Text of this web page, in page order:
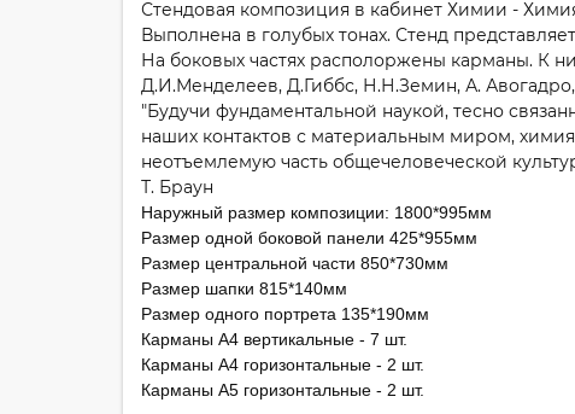
Стендовая композиция в кабинет Химии -
Выполнена в голубых тонах. Стенд
На боковых частях располоржены карманы. К
Д.И.Менделеев, Д.Гиббс, Н.Н.Земин, А.
"Будучи фундаментальной наукой, тесно
наших контактов с материальным миром,
неотъемлемую часть общечеловеческой
Т. Браун
Наружный размер композиции: 1800*995мм
Размер одной боковой панели 425*955мм
Размер центральной части 850*730мм
Размер шапки 815*140мм
Размер одного портрета 135*190мм
Карманы А4 вертикальные - 7 шт.
Карманы А4 горизонтальные - 2 шт.
Карманы А5 горизонтальные - 2 шт.